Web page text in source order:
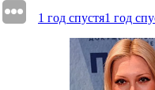
1 год спустя1 год